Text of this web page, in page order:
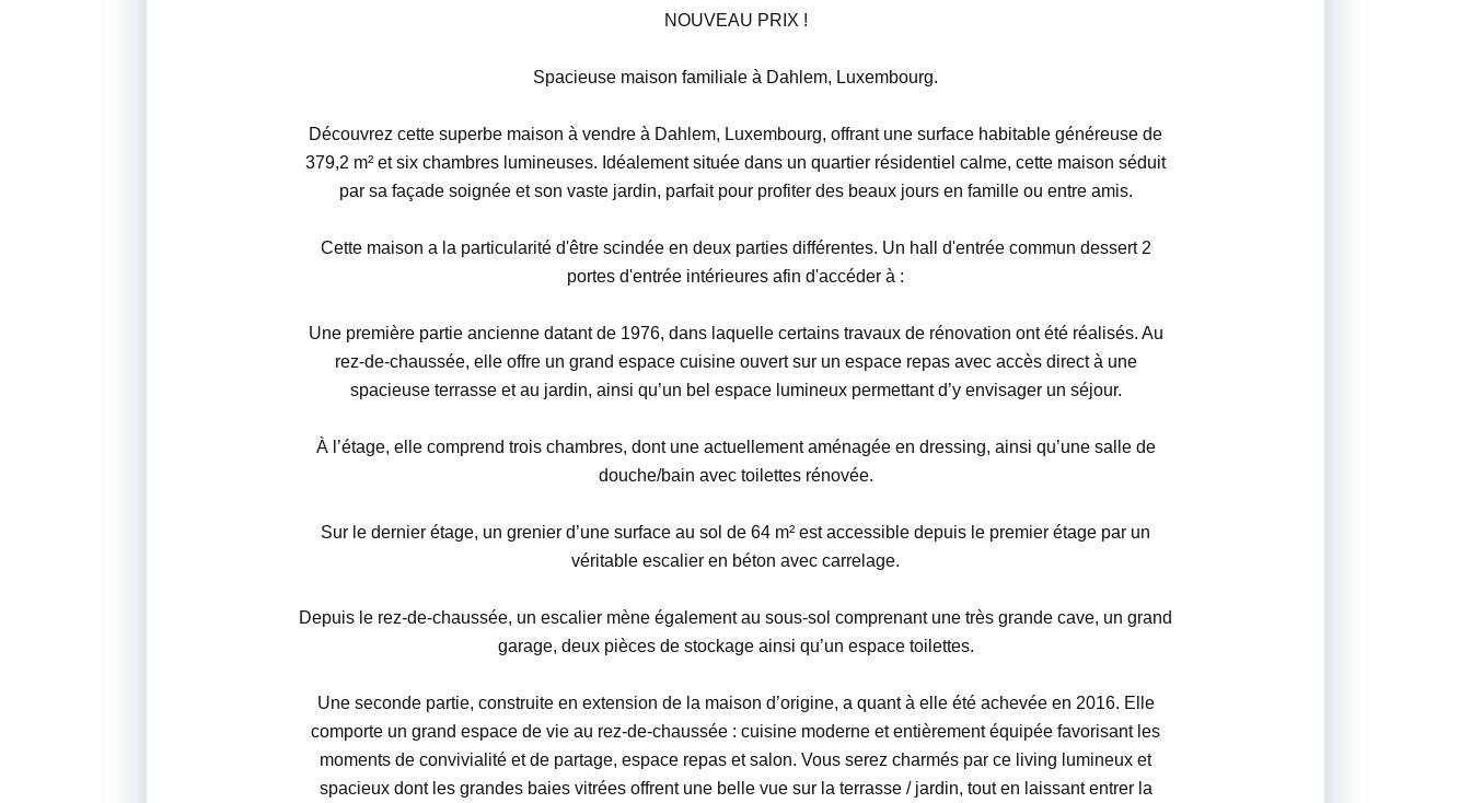
NOUVEAU PRIX !
Spacieuse maison familiale à Dahlem, Luxembourg.
Découvrez cette superbe maison à vendre à Dahlem, Luxembourg, offrant une surface habitable généreuse de
379,2 m² et six chambres lumineuses. Idéalement située dans un quartier résidentiel calme, cette maison séduit
par sa façade soignée et son vaste jardin, parfait pour profiter des beaux jours en famille ou entre amis.
Cette maison a la particularité d'être scindée en deux parties différentes. Un hall d'entrée commun dessert 2
portes d'entrée intérieures afin d'accéder à :
Une première partie ancienne datant de 1976, dans laquelle certains travaux de rénovation ont été réalisés. Au
rez-de-chaussée, elle offre un grand espace cuisine ouvert sur un espace repas avec accès direct à une
spacieuse terrasse et au jardin, ainsi qu’un bel espace lumineux permettant d’y envisager un séjour.
À l’étage, elle comprend trois chambres, dont une actuellement aménagée en dressing, ainsi qu’une salle de
douche/bain avec toilettes rénovée.
Sur le dernier étage, un grenier d’une surface au sol de 64 m² est accessible depuis le premier étage par un
véritable escalier en béton avec carrelage.
Depuis le rez-de-chaussée, un escalier mène également au sous-sol comprenant une très grande cave, un grand
garage, deux pièces de stockage ainsi qu’un espace toilettes.
Une seconde partie, construite en extension de la maison d’origine, a quant à elle été achevée en 2016. Elle
comporte un grand espace de vie au rez-de-chaussée : cuisine moderne et entièrement équipée favorisant les
moments de convivialité et de partage, espace repas et salon. Vous serez charmés par ce living lumineux et
spacieux dont les grandes baies vitrées offrent une belle vue sur la terrasse / jardin, tout en laissant entrer la